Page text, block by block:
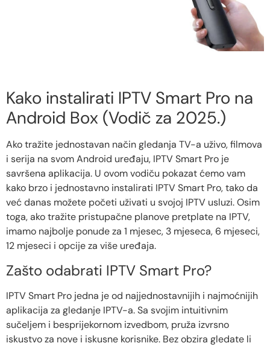
Kako instalirati IPTV Smart Pro na
Android Box (Vodič za 2025.)
Ako tražite jednostavan način gledanja TV-a uživo, filmova
i serija na svom Android uređaju, IPTV Smart Pro je
savršena aplikacija. U ovom vodiču pokazat ćemo vam
kako brzo i jednostavno instalirati IPTV Smart Pro, tako da
već danas možete početi uživati ​​u svojoj IPTV usluzi. Osim
toga, ako tražite pristupačne planove pretplate na IPTV,
imamo najbolje ponude za 1 mjesec, 3 mjeseca, 6 mjeseci,
12 mjeseci i opcije za više uređaja.
Zašto odabrati IPTV Smart Pro?
IPTV Smart Pro jedna je od najjednostavnijih i najmoćnijih
aplikacija za gledanje IPTV-a. Sa svojim intuitivnim
sučeljem i besprijekornom izvedbom, pruža izvrsno
iskustvo za nove i iskusne korisnike. Bez obzira gledate li